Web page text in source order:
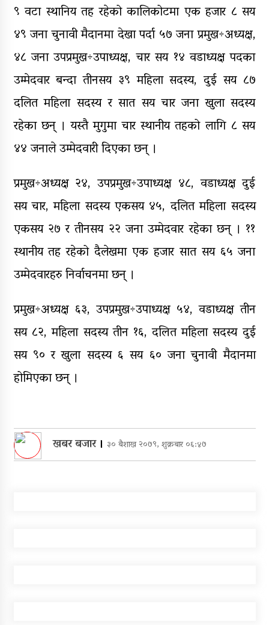
९ वटा स्थानिय तह रहेको कालिकोटमा एक हजार ८ सय
४९ जना चुनावी मैदानमा देखा पर्दा ५७ जना प्रमुख÷अध्यक्ष,
४८ जना उपप्रमुख÷उपाध्यक्ष, चार सय १४ वडाध्यक्ष पदका
उम्मेदवार बन्दा तीनसय ३९ महिला सदस्य, दुई सय ८७
दलित महिला सदस्य र सात सय चार जना खुला सदस्य
रहेका छन् । यस्तै मुगुमा चार स्थानीय तहको लागि ८ सय
४४ जनाले उम्मेदवारी दिएका छन् ।
प्रमुख÷अध्यक्ष २४, उपप्रमुख÷उपाध्यक्ष ४८, वडाध्यक्ष दुई
सय चार, महिला सदस्य एकसय ४५, दलित महिला सदस्य
एकसय २७ र तीनसय २२ जना उम्मेदवार रहेका छन् । ११
स्थानीय तह रहेको दैलेखमा एक हजार सात सय ६५ जना
उम्मेदवारहरु निर्वाचनमा छन् ।
प्रमुख÷अध्यक्ष ६३, उपप्रमुख÷उपाध्यक्ष ५४, वडाध्यक्ष तीन
सय ८२, महिला सदस्य तीन १६, दलित महिला सदस्य दुई
सय ९० र खुला सदस्य ६ सय ६० जना चुनावी मैदानमा
होमिएका छन् ।
खबर बजार। ३० बैशाख २०७९, शुक्रबार ०६:४७